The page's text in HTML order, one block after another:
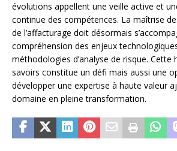
évolutions appellent une veille active et
continue des compétences. La maîtrise
de l’affacturage doit désormais
compréhension des enjeux
méthodologies d’analyse de risque. Cette
savoirs constitue un défi mais aussi une
développer une expertise à haute valeur
domaine en pleine transformation.